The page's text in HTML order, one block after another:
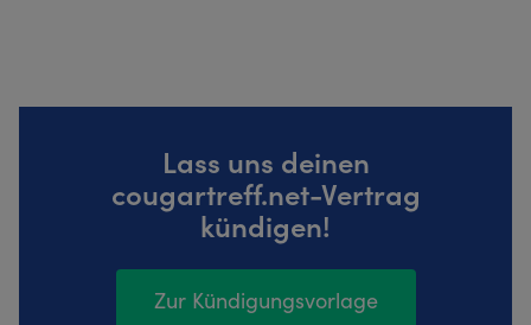
Lass uns deinen
cougartreff.net-Vertrag
kündigen!
Zur Kündigungsvorlage